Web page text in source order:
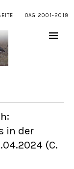
OAG 2001-2018
in der
(C.